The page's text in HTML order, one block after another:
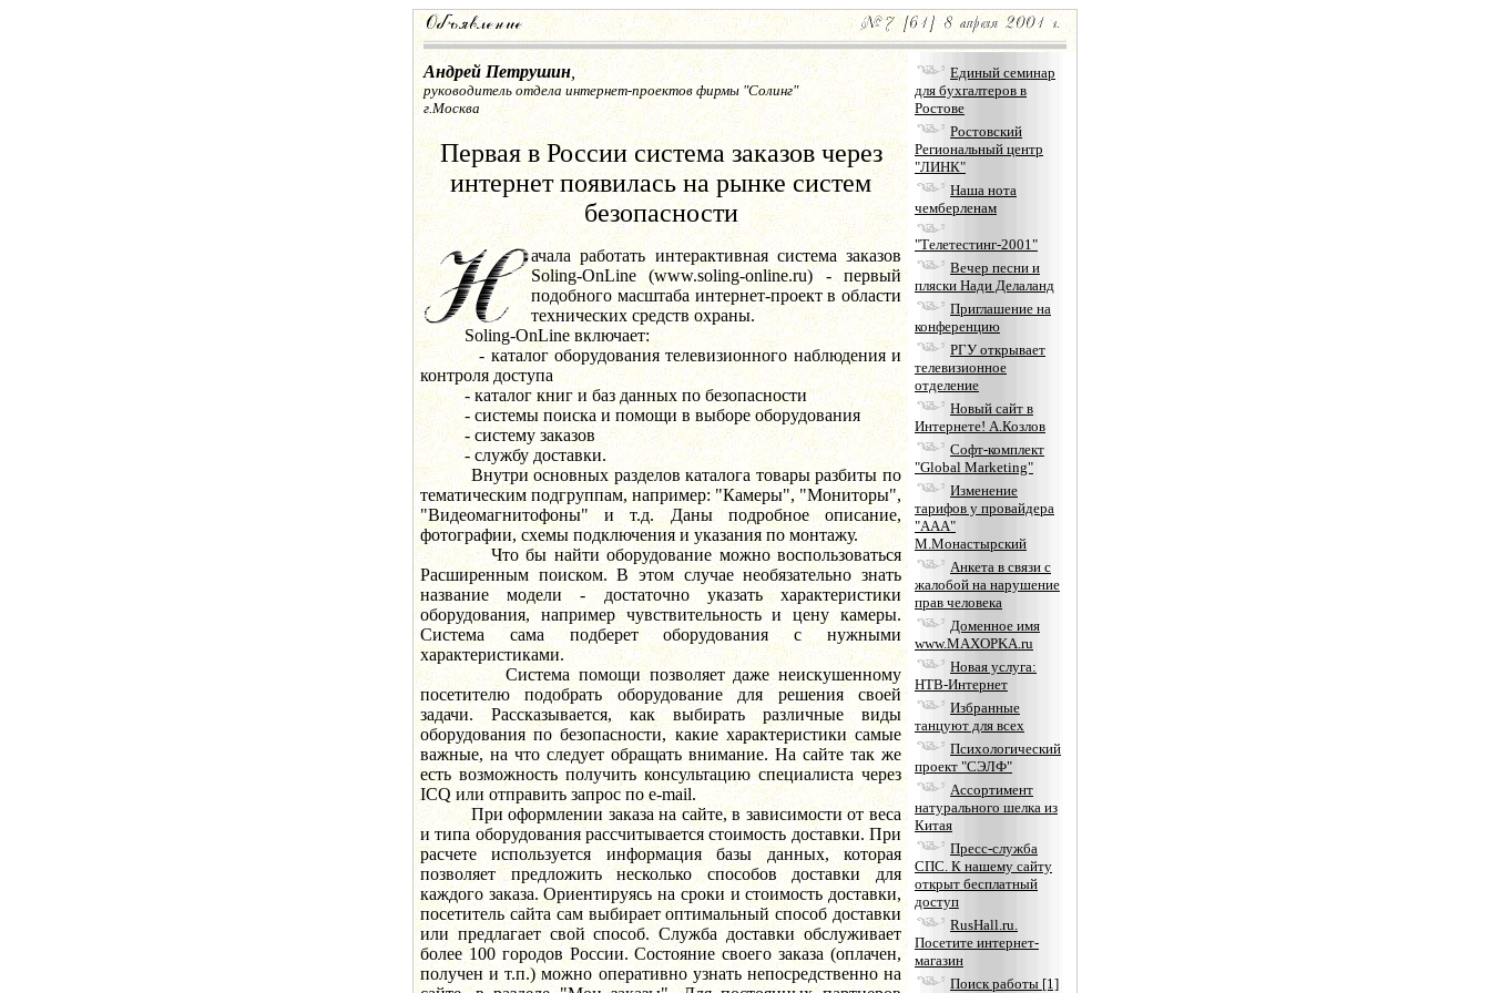
Андрей Петрушин
руководитель отдела интернет-проектов фирмы "Солинг"
г.Москва
Первая в России система заказов через
интернет появилась на рынке систем
безопасности
ачала работать интерактивная система заказов
Soling-OnLine (www.soling-online.ru) - первый
подобного масштаба интернет-проект в области
технических средств охраны.
Soling-OnLine включает:
- каталог оборудования телевизионного наблюдения и
контроля доступа
- каталог книг и баз данных по безопасности
- системы поиска и помощи в выборе оборудования
- систему заказов
- службу доставки.
Внутри основных разделов каталога товары разбиты по
тематическим подгруппам, например: "Камеры", "Мониторы",
"Видеомагнитофоны" и т.д. Даны подробное описание,
фотографии, схемы подключения и указания по монтажу.
Что бы найти оборудование можно воспользоваться
Расширенным поиском. В этом случае необязательно знать
название модели - достаточно указать характеристики
оборудования, например чувствительность и цену камеры.
Система сама подберет оборудования с нужными
характеристиками.
Система помощи позволяет даже неискушенному
посетителю подобрать оборудование для решения своей
задачи. Рассказывается, как выбирать различные виды
оборудования по безопасности, какие характеристики самые
важные, на что следует обращать внимание. На сайте так же
есть возможность получить консультацию специалиста через
ICQ или отправить запрос по e-mail.
При оформлении заказа на сайте, в зависимости от веса
и типа оборудования рассчитывается стоимость доставки. При
расчете используется информация базы данных, которая
позволяет предложить несколько способов доставки для
каждого заказа. Ориентируясь на сроки и стоимость доставки,
посетитель сайта сам выбирает оптимальный способ доставки
или предлагает свой способ. Служба доставки обслуживает
более 100 городов России. Состояние своего заказа (оплачен,
получен и т.п.) можно оперативно узнать непосредственно на
Единый семинар
для бухгалтеров в
Ростове
Ростовский
Региональный центр
"ЛИНК"
Наша нота
чемберленам
"Телетестинг-2001"
Вечер песни и
пляски Нади Делаланд
Приглашение на
конференцию
РГУ открывает
телевизионное
отделение
Новый сайт в
Интернете! А.Козлов
Софт-комплект
"Global Marketing"
Изменение
тарифов у провайдера
"ААА"
М.Монастырский
Анкета в связи с
жалобой на нарушение
прав человека
Доменное имя
www.MAXOPKA.ru
Новая услуга:
НТВ-Интернет
Избранные
танцуют для всех
Психологический
проект "СЭЛФ"
Aссортимент
натурального шелка из
Китая
Пресс-служба
СПС. К нашему сайту
открыт бесплатный
доступ
RusHall.ru.
Посетите интернет-
магазин
Поиск работы [1]